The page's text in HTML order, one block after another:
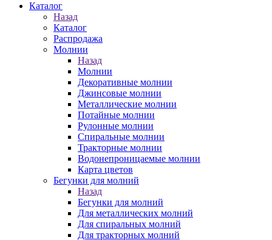
Каталог
Назад
Каталог
Распродажа
Молнии
Назад
Молнии
Декоративные молнии
Джинсовые молнии
Металлические молнии
Потайные молнии
Рулонные молнии
Спиральные молнии
Тракторные молнии
Водонепроницаемые молнии
Карта цветов
Бегунки для молний
Назад
Бегунки для молний
Для металлических молний
Для спиральных молний
Для тракторных молний